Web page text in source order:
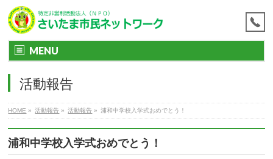
MENU
活動報告
HOME » 活動報告 » 活動報告 » 浦和中学校入学式おめでとう！
浦和中学校入学式おめでとう！